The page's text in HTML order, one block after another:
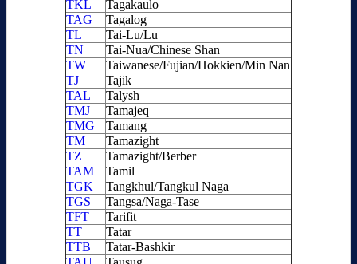
TKL
Tagakaulo
TAG
Tagalog
TL
Tai-Lu/Lu
TN
Tai-Nua/Chinese Shan
TW
Taiwanese/Fujian/Hokkien/Min Nan
TJ
Tajik
TAL
Talysh
TMJ
Tamajeq
TMG
Tamang
TM
Tamazight
TZ
Tamazight/Berber
TAM
Tamil
TGK
Tangkhul/Tangkul Naga
TGS
Tangsa/Naga-Tase
TFT
Tarifit
TT
Tatar
TTB
Tatar-Bashkir